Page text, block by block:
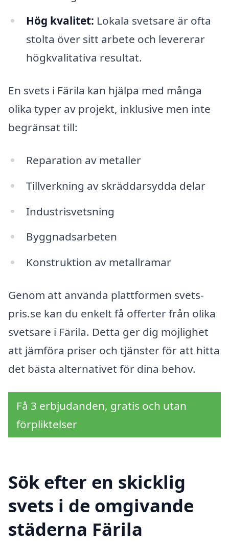
Hög kvalitet: Lokala svetsare är ofta
stolta över sitt arbete och levererar
högkvalitativa resultat.
En svets i Färila kan hjälpa med många
olika typer av projekt, inklusive men inte
begränsat till:
Reparation av metaller
Tillverkning av skräddarsydda delar
Industrisvetsning
Byggnadsarbeten
Konstruktion av metallramar
Genom att använda plattformen svets-
pris.se kan du enkelt få offerter från olika
svetsare i Färila. Detta ger dig möjlighet
att jämföra priser och tjänster för att hitta
det bästa alternativet för dina behov.
Få 3 erbjudanden, gratis och utan
förpliktelser
Sök efter en skicklig
svets i de omgivande
städerna Färila